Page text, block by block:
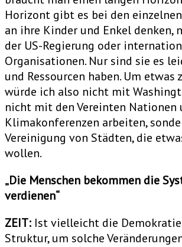
Horizont gibt es bei den
an ihre Kinder und Enkel denken,
der US-Regierung oder
Organisationen. Nur sind sie es
und Ressourcen haben. Um etwas
würde ich also nicht mit
nicht mit den Vereinten Nationen
Klimakonferenzen arbeiten,
Vereinigung von Städten, die
wollen.
„Die Menschen bekommen die
verdienen“
ZEIT: Ist vielleicht die
Struktur, um solche